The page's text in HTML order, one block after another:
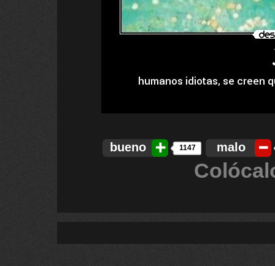
bueno 1147 malo